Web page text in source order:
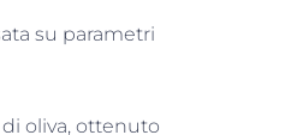
su parametri
oliva, ottenuto